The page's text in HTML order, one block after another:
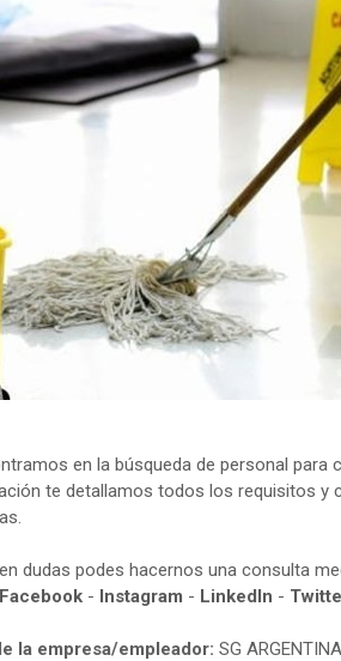
en la búsqueda de personal para
te detallamos todos los requisitos y
dudas podes hacernos una consulta
Facebook - Instagram - LinkedIn -
la empresa/empleador: SG